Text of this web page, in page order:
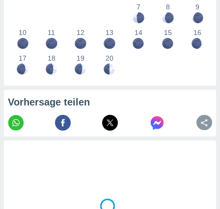
7
8 9
10 11 12 13 14 15 16
17 18 19 20
Vorhersage teilen